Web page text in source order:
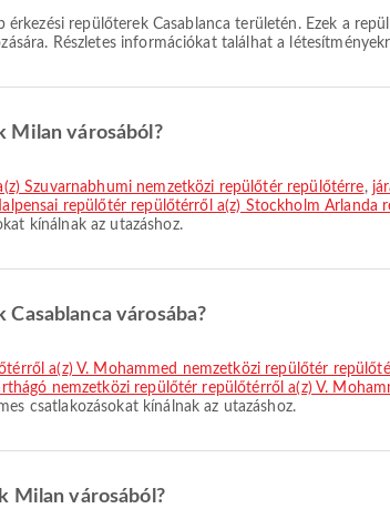
érkezési repülőterek Casablanca területén. Ezek a
Részletes információkat találhat a
Milan városából?
Szuvarnabhumi nemzetközi repülőtér repülőtérre,
repülőtér repülőtérről a(z) Stockholm Arlanda
kínálnak az utazáshoz.
városába?
a(z) V. Mohammed nemzetközi repülőtér
nemzetközi repülőtér repülőtérről a(z) V.
csatlakozásokat kínálnak az utazáshoz.
Milan városából?